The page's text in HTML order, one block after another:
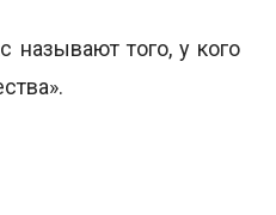
называют того, у кого